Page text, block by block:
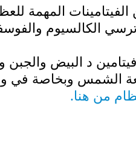
الفيتامينات المهمة
الكالسيوم
د البيض والجبن
الشمس وبخاصة في
من هنا.